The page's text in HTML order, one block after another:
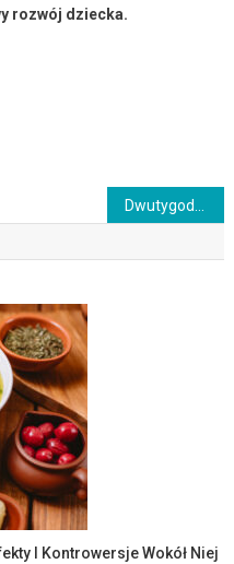
rozwój dziecka.
I Kontrowersje Wokół Niej